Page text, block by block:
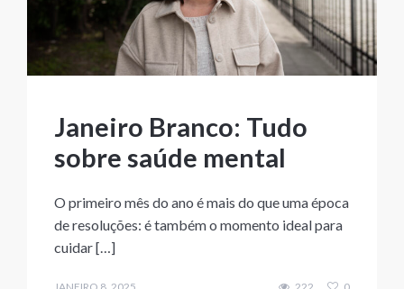
Janeiro Branco: Tudo
sobre saúde mental
O primeiro mês do ano é mais do que uma época
de resoluções: é também o momento ideal para
cuidar […]